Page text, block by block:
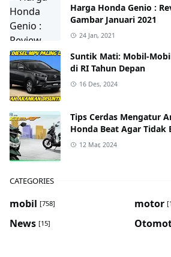
Harga Honda Genio :
Gambar Januari 2021
24 Jan, 2021
Suntik Mati: Mobil-
di RI Tahun Depan
16 Des, 2024
Tips Cerdas Mengatur
Honda Beat Agar Tidak
12 Mar, 2024
CATEGORIES
mobil [758] motor
News [15]